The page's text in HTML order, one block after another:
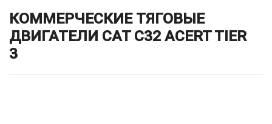
КОММЕРЧЕСКИЕ ТЯГОВЫЕ
ДВИГАТЕЛИ CAT C32 ACERT TIER
3